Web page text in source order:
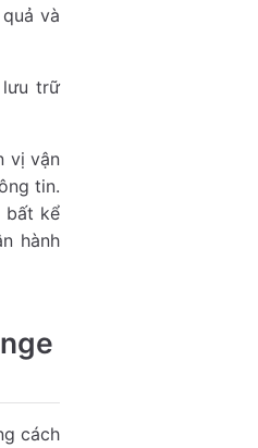
và
lưu trữ
vị vận
tin.
bất kể
hành
cách